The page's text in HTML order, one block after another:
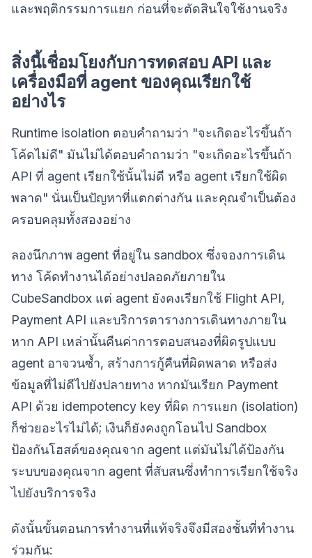
และพฤติกรรมการแยก ก่อนที่จะตัดสินใจใช้งานจริง
สิ่งนี้เชื่อมโยงกับการทดสอบ API และ
เครื่องมือที่ agent ของคุณเรียกใช้
อย่างไร
Runtime isolation ตอบคำถามว่า "จะเกิดอะไรขึ้นถ้า
โค้ดไม่ดี" มันไม่ได้ตอบคำถามว่า "จะเกิดอะไรขึ้นถ้า
API ที่ agent เรียกใช้นั้นไม่ดี หรือ agent เรียกใช้ผิด
พลาด" นั่นเป็นปัญหาที่แตกต่างกัน และคุณจำเป็นต้อง
ครอบคลุมทั้งสองอย่าง
ลองนึกภาพ agent ที่อยู่ใน sandbox ซึ่งจองการเดิน
ทาง โค้ดทำงานได้อย่างปลอดภัยภายใน
CubeSandbox แต่ agent ยังคงเรียกใช้ Flight API,
Payment API และบริการตารางการเดินทางภายใน
หาก API เหล่านั้นคืนค่าการตอบสนองที่ผิดรูปแบบ
agent อาจวนซ้ำ, สร้างการกู้คืนที่ผิดพลาด หรือส่ง
ข้อมูลที่ไม่ดีไปยังปลายทาง หากมันเรียก Payment
API ด้วย idempotency key ที่ผิด การแยก (isolation)
ก็ช่วยอะไรไม่ได้; เงินก็ยังคงถูกโอนไป Sandbox
ป้องกันโฮสต์ของคุณจาก agent แต่มันไม่ได้ป้องกัน
ระบบของคุณจาก agent ที่สับสนซึ่งทำการเรียกใช้จริง
ไปยังบริการจริง
ดังนั้นขั้นตอนการทำงานที่แท้จริงจึงมีสองชั้นที่ทำงาน
ร่วมกัน: